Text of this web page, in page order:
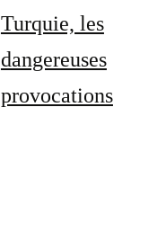
Turquie, les
dangereuses
provocations